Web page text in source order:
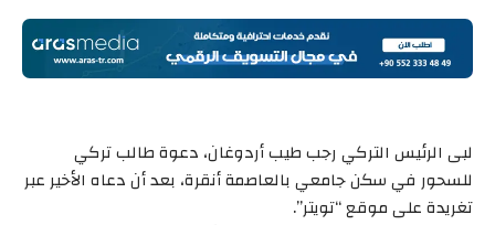
لبى الرئيس التركي رجب طيب أردوغان، دعوة طالب تركي
للسحور في سكن جامعي بالعاصمة أنقرة، بعد أن دعاه الأخير عبر
تغريدة على موقع “تويتر”.